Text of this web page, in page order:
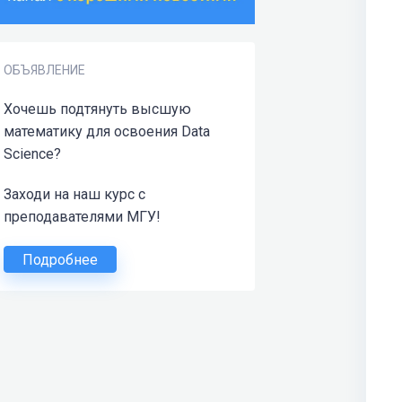
ОБЪЯВЛЕНИЕ
Хочешь подтянуть высшую
математику для освоения Data
Science?
Заходи на наш курс с
преподавателями МГУ!
Подробнее